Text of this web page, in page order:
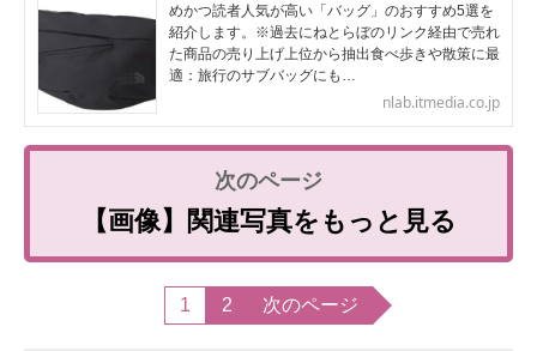
めかつ読者人気が高い「バッグ」のおすすめ5選を
紹介します。※過去にねとらぼのリンク経由で売れ
た商品の売り上げ上位から抽出食べ歩きや散策に最
適：旅行のサブバッグにも…
nlab.itmedia.co.jp
【画像】関連写真をもっと見る
1 2 次のページ